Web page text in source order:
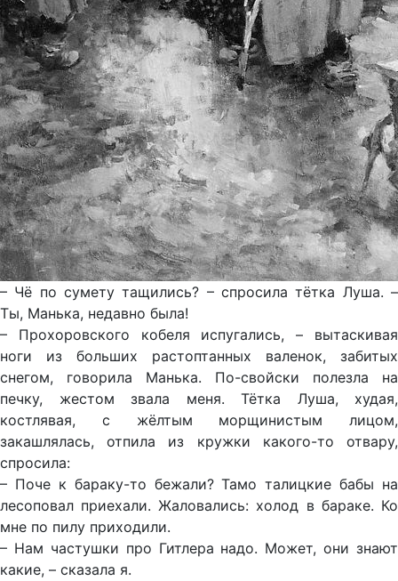
– Чё по сумету тащились? – спросила тётка Луша. –
Ты, Манька, недавно была!
– Прохоровского кобеля испугались, – вытаскивая
ноги из больших растоптанных валенок, забитых
снегом, говорила Манька. По-свойски полезла на
печку, жестом звала меня. Тётка Луша, худая,
костлявая, с жёлтым морщинистым лицом,
закашлялась, отпила из кружки какого-то отвару,
спросила:
– Поче к бараку-то бежали? Тамо талицкие бабы на
лесоповал приехали. Жаловались: холод в бараке. Ко
мне по пилу приходили.
– Нам частушки про Гитлера надо. Может, они знают
какие, – сказала я.